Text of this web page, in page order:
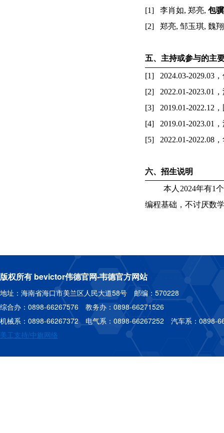
[1]
李肖如, 郑亮, 包骥
[2]
郑亮, 邹玉琪, 魏翔
五、主持或参与的主
[1] 2024.03-2029.03
[2]
2022.01-2023.01
[3]
2019.01-2022.12
[4]
2019.01-2023.01
[5]
2022.01-2022.08
六、招生说明
本人 2024年有1个
编程基础，不讨厌数
版权所有 bevictor伟德官网-韦德官方网站
地址：海南省海口市美兰区人民大道58号 邮编：570228
综合办：0898-66267576 教务办：0898-66271526
机械系：0898-66267372 电气系：0898-66267252 汽车系：0898-
美工支持/中旗网络